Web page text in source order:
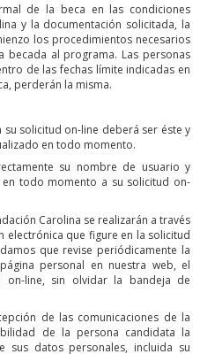
de la beca en las condiciones
y la documentación solicitada, la
los procedimientos necesarios
al programa. Las personas
de las fechas límite indicadas en
perderán la misma.
solicitud on-line deberá ser éste y
en todo momento.
su nombre de usuario y
todo momento a su solicitud on-
Carolina se realizarán a través
que figure en la solicitud
que revise periódicamente la
personal en nuestra web, el
on-line, sin olvidar la bandeja de
de las comunicaciones de la
de la persona candidata la
sus datos personales, incluida su